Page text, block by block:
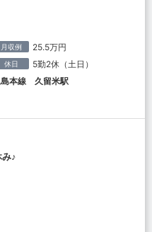
月収例 25.5万円
休日 5勤2休（土日）
島本線 久留米駅
♪